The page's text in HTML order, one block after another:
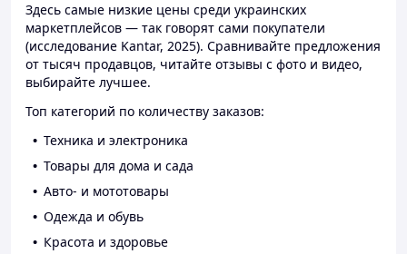
Здесь самые низкие цены среди украинских
маркетплейсов — так говорят сами покупатели
(исследование Kantar, 2025). Сравнивайте предложения
от тысяч продавцов, читайте отзывы с фото и видео,
выбирайте лучшее.
Топ категорий по количеству заказов:
Техника и электроника
Товары для дома и сада
Авто- и мототовары
Одежда и обувь
Красота и здоровье